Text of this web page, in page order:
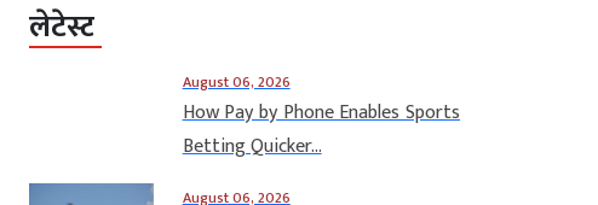
लेटेस्ट
August 06, 2026
How Pay by Phone Enables Sports
Betting Quicker...
August 06, 2026